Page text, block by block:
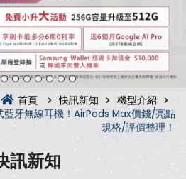
首頁 快訊新知
機型介紹
藍牙無線耳機！AirPods Max價錢/亮點
規格/評價整理！
訊新知